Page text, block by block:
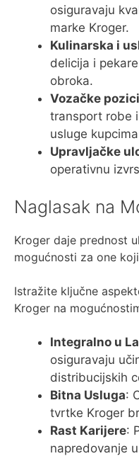
osiguravaju
marke Kroger.
Kulinarska i
delicija i
obroka.
Vozačke
transport robe
usluge
Upravljačke
operativnu
Naglasak na
Kroger daje prednost
mogućnosti za one
Istražite ključne
Kroger na
Integralno u
osiguravaju
distribucijskih
Bitna Usluga:
tvrtke Kroger
Rast Karijere:
napredovanje